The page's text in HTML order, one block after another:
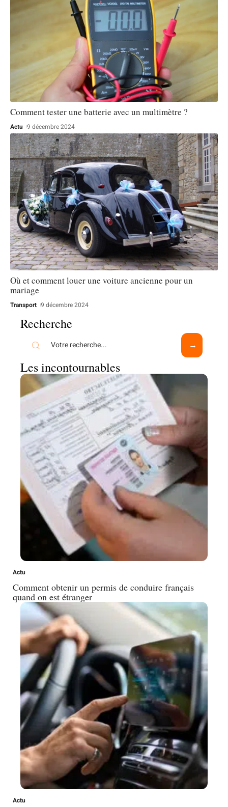
Comment tester une batterie avec un multimètre ?
Actu 9 décembre 2024
Où et comment louer une voiture ancienne pour un
mariage
Transport 9 décembre 2024
Recherche
Les incontournables
Actu
Comment obtenir un permis de conduire français
quand on est étranger
Actu